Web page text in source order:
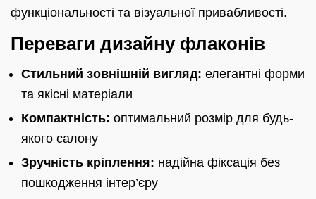
функціональності та візуальної привабливості.
Переваги дизайну флаконів
Стильний зовнішній вигляд: елегантні форми
та якісні матеріали
Компактність: оптимальний розмір для будь-
якого салону
Зручність кріплення: надійна фіксація без
пошкодження інтер’єру